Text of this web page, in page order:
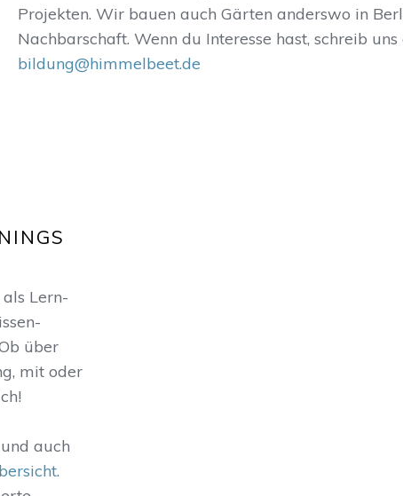
Projekten. Wir bauen auch Gärten anderswo in
Nachbarschaft. Wenn du Interesse hast, schreib uns
bildung@himmelbeet.de
Lern-
über
mit oder
auch
.